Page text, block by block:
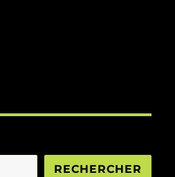
RECHERCHER